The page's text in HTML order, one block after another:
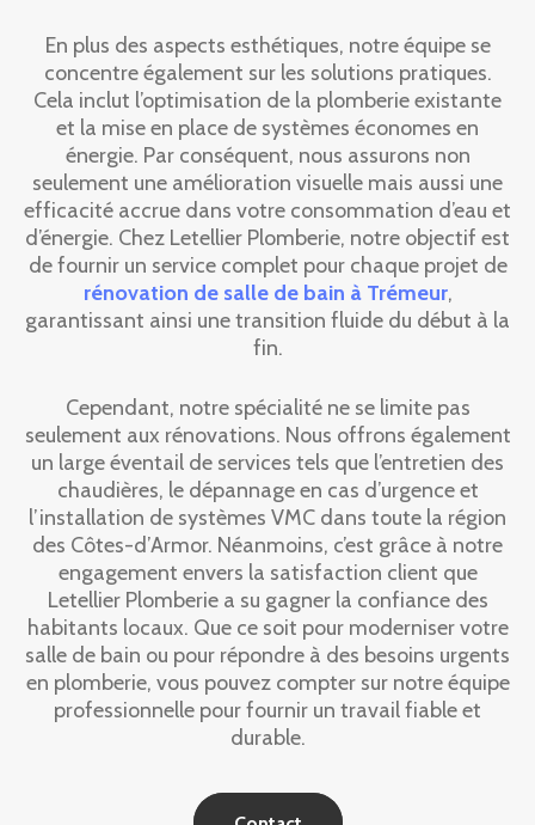
En plus des aspects esthétiques, notre équipe se
concentre également sur les solutions pratiques.
Cela inclut l’optimisation de la plomberie existante
et la mise en place de systèmes économes en
énergie. Par conséquent, nous assurons non
seulement une amélioration visuelle mais aussi une
efficacité accrue dans votre consommation d’eau et
d’énergie. Chez Letellier Plomberie, notre objectif est
de fournir un service complet pour chaque projet de
rénovation de salle de bain à Trémeur,
garantissant ainsi une transition fluide du début à la
fin.
Cependant, notre spécialité ne se limite pas
seulement aux rénovations. Nous offrons également
un large éventail de services tels que l’entretien des
chaudières, le dépannage en cas d’urgence et
l’installation de systèmes VMC dans toute la région
des Côtes-d’Armor. Néanmoins, c’est grâce à notre
engagement envers la satisfaction client que
Letellier Plomberie a su gagner la confiance des
habitants locaux. Que ce soit pour moderniser votre
salle de bain ou pour répondre à des besoins urgents
en plomberie, vous pouvez compter sur notre équipe
professionnelle pour fournir un travail fiable et
durable.